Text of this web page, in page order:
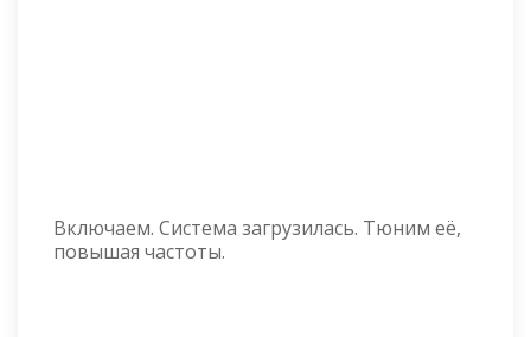
Включаем. Система загрузилась. Тюним её,
повышая частоты.